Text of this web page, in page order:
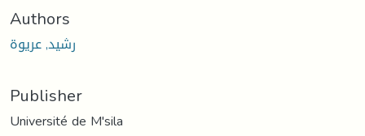
Authors
رشيد, عريوة
Publisher
Université de M'sila